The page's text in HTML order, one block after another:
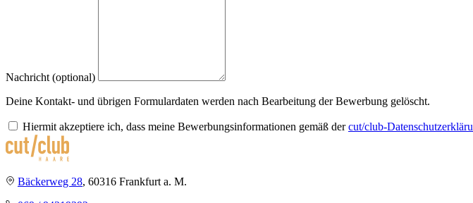
Nachricht (optional)
Deine Kontakt- und übrigen Formulardaten werden nach Bearbeitung der Bewerbung gelöscht.
Hiermit akzeptiere ich, dass meine Bewerbungsinformationen gemäß dercut/club-
Bäckerweg 28, 60316 Frankfurt a. M.